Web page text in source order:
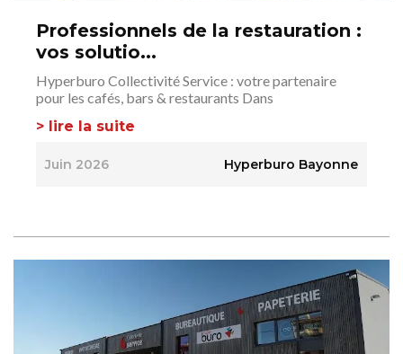
Professionnels de la restauration :
vos solutio...
Hyperburo Collectivité Service : votre partenaire
pour les cafés, bars & restaurants Dans
> lire la suite
Juin 2026 Hyperburo Bayonne